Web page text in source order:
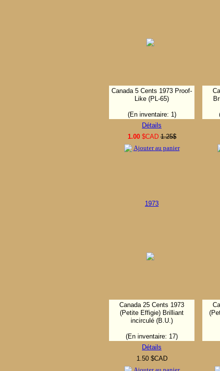
Canada 5 Cents 1973 Proof-
Like (PL-65)
(En inventaire: 1)
Détails
1.00$CAD 1.25$
Ajouter au panier
1973
Canada 25 Cents 1973
(Petite Effigie) Brilliant
incirculé (B.U.)
(En inventaire: 17)
Détails
1.50 $CAD